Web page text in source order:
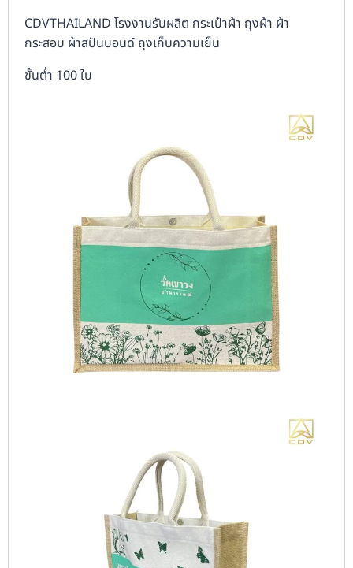
CDVTHAILAND โรงงานรับผลิต กระเป๋าผ้า ถุงผ้า ผ้า
กระสอบ ผ้าสปันบอนด์ ถุงเก็บความเย็น
ขั้นต่ำ 100 ใบ